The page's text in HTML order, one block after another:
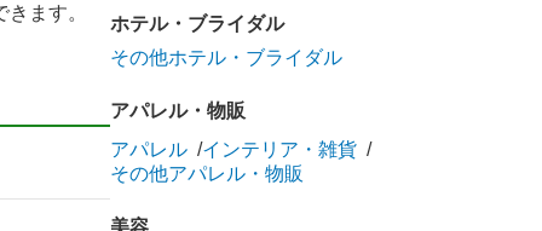
ます。
ホテル・ブライダル
その他ホテル・ブライダル
アパレル・物販
アパレル
インテリア・雑貨
その他アパレル・物販
美容